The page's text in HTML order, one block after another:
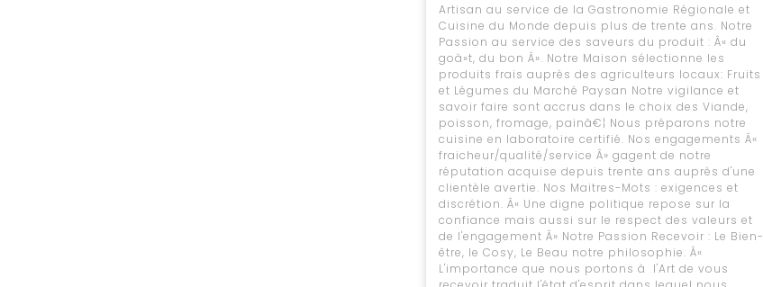
Artisan au service de la Gastronomie Régionale et
Cuisine du Monde depuis plus de trente ans. Notre
Passion au service des saveurs du produit : Â« du
goà»t, du bon Â». Notre Maison sélectionne les
produits frais auprès des agriculteurs locaux: Fruits
et Légumes du Marché Paysan Notre vigilance et
savoir faire sont accrus dans le choix des Viande,
poisson, fromage, painâ€¦ Nous préparons notre
cuisine en laboratoire certifié. Nos engagements Â«
fraicheur/qualité/service Â» gagent de notre
réputation acquise depuis trente ans auprès d'une
clientèle avertie. Nos Maitres-Mots : exigences et
discrétion. Â« Une digne politique repose sur la
confiance mais aussi sur le respect des valeurs et
de l'engagement Â» Notre Passion Recevoir : Le Bien-
être, le Cosy, Le Beau notre philosophie. Â«
L'importance que nous portons à l'Art de vous